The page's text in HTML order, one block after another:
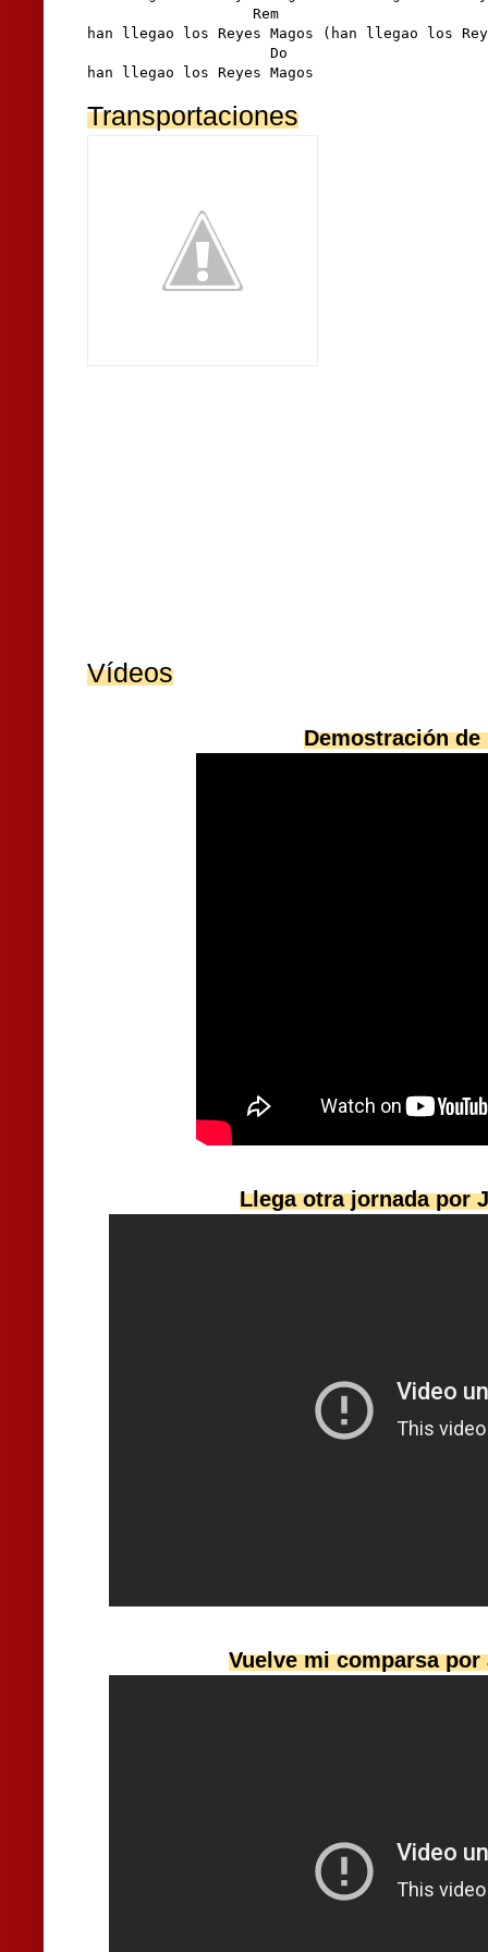
Rem
han llegao los Reyes Magos (han llegao los
                     Do
han llegao los Reyes Magos
Transportaciones
Vídeos
Demostración de
Llega otra jornada por
Vuelve mi comparsa